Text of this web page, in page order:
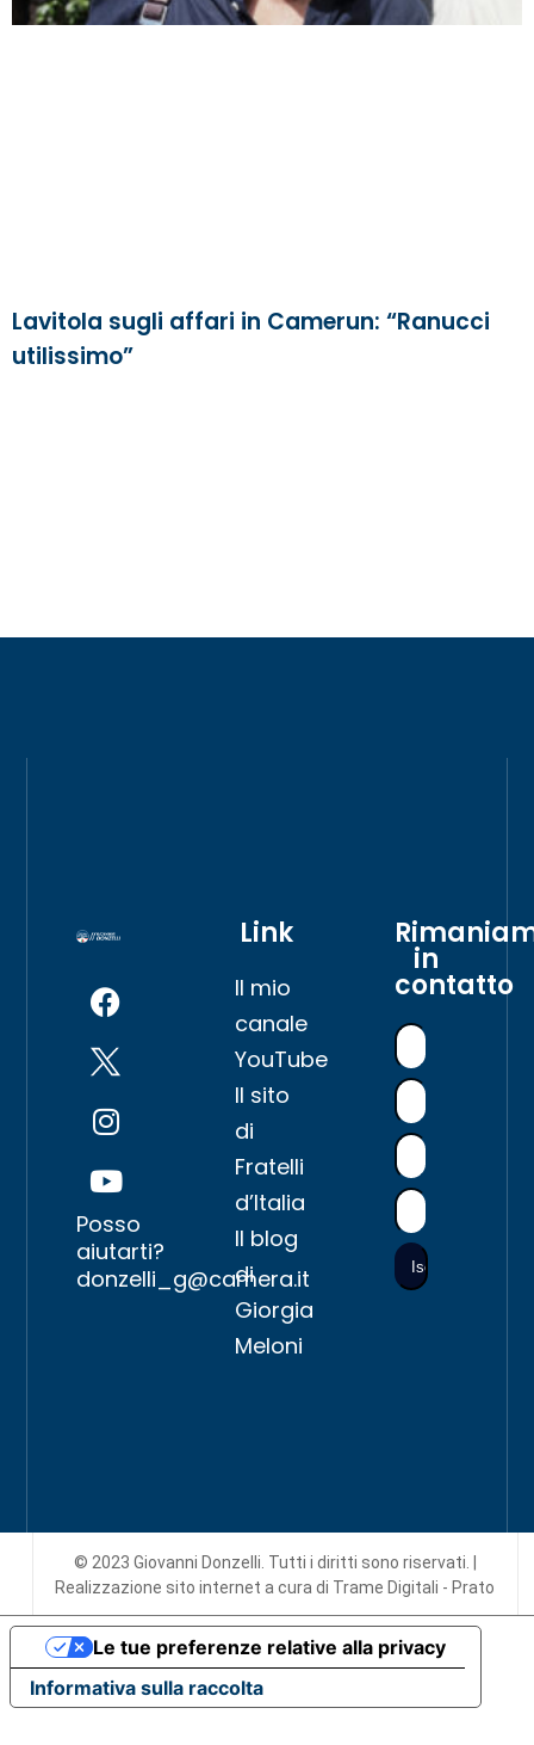
Lavitola sugli affari in Camerun: “Ranucci
utilissimo”
Posso
aiutarti?
donzelli_g@camera.it
Link
Il mio
canale
YouTube
Il sito
di
Fratelli
d’Italia
Il blog
di
Giorgia
Meloni
in
contatto
© 2023 Giovanni Donzelli. Tutti i diritti sono riservati. |
Realizzazione sito interneta cura di Trame Digitali - Prato
Informativa sulla raccolta
Le tue preferenze relative alla privacy